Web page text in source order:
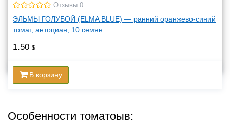
Отзывы 0
ЭЛЬМЫ ГОЛУБОЙ (ELMA BLUE) — ранний оранжево-синий
томат, антоциан, 10 семян
1.50 $
В корзину
Особенности томатоыв: